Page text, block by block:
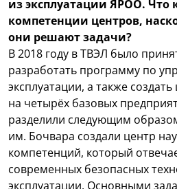
из эксплуатации ЯРОО. Что
компетенции центров,
они решают задачи?
В 2018 году в ТВЭЛ было
разработать программу по
эксплуатации, а также
на четырёх базовых
разделили следующим
им. Бочвара создали центр
компетенций, который
современных безопасных
эксплуатации. Основными